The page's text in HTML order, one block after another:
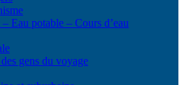
Eau potable – Cours d’eau
gens du voyage